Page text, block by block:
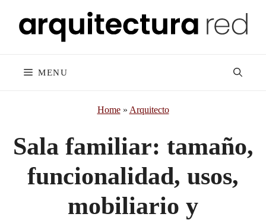
content
MENU
Home» Arquitecto
Sala familiar: tamaño,
funcionalidad, usos,
mobiliario y